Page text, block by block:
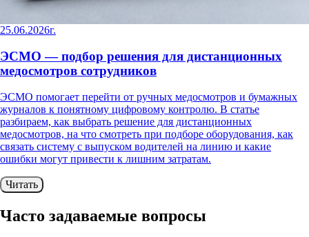
25.06.2026г.
ЭСМО — подбор решения для дистанционных
медосмотров сотрудников
ЭСМО помогает перейти от ручных медосмотров и бумажных
журналов к понятному цифровому контролю. В статье
разбираем, как выбрать решение для дистанционных
медосмотров, на что смотреть при подборе оборудования, как
связать систему с выпуском водителей на линию и какие
ошибки могут привести к лишним затратам.
Читать
Часто задаваемые вопросы